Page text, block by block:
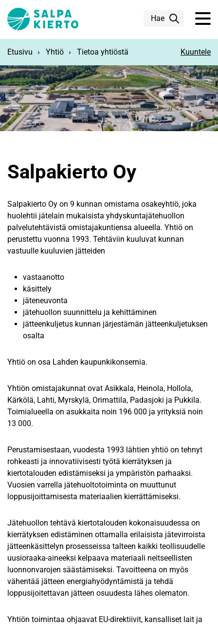
Hae
Etusivu Yhtiö Tietoa yhtiöstä Kuuntele
Salpakierto Oy
Salpakierto Oy on 9 kunnan omistama osakeyhtiö, joka
huolehtii jätelain mukaisista yhdyskuntajätehuollon
palvelutehtävistä omistajakuntiensa alueella. Yhtiö on
perustettu vuonna 1993. Tehtäviin kuuluvat kunnan
vastuulle kuuluvien jätteiden
vastaanotto
käsittely
jäteneuvonta
jätehuollon suunnittelu ja kehittäminen
jätteenkuljetus kunnan järjestämän jätteenkuljetuksen
osalta
Yhtiö on osa Lahden kaupunkikonsernia.
Yhtiön omistajakunnat ovat Asikkala, Heinola, Hollola,
Kärkölä, Lahti, Myrskylä, Orimattila, Padasjoki ja Pukkila.
Toimialueella on asukkaita noin 196 000 ja yrityksiä noin
13 000.
Perustamisestaan, vuodesta 1993 lähtien yhtiö on tehnyt
rohkeasti ja innovatiivisesti työtä kierrätyksen ja
kiertotalouden edistämiseksi ja ympäristön parhaaksi.
Vuosien varrella jätehuoltotoiminta on muuttunut
loppusijoittamisesta materiaalien kierrättämiseksi.
Jätehuollon tehtävä kiertotalouden kokonaisuudessa on
kierrätyksen edistäminen ottamalla erilaisista jätevirroista
jätteenkäsittelyn prosesseissa talteen kaikki teollisuudelle
uusioraaka-aineeksi kelpaava materiaali neitseellisten
luonnonvarojen säästämiseksi. Tavoitteena on myös
vähentää jätteen energiahyödyntämistä ja tehdä
loppusijoitettavan jätteen osuudesta lähes olematon.
Yhtiön toimintaa ohjaavat EU-direktiivit, kansalliset lait ja